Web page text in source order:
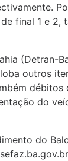
final 1 e 2,
(Detran-
outros
débitos
do
do